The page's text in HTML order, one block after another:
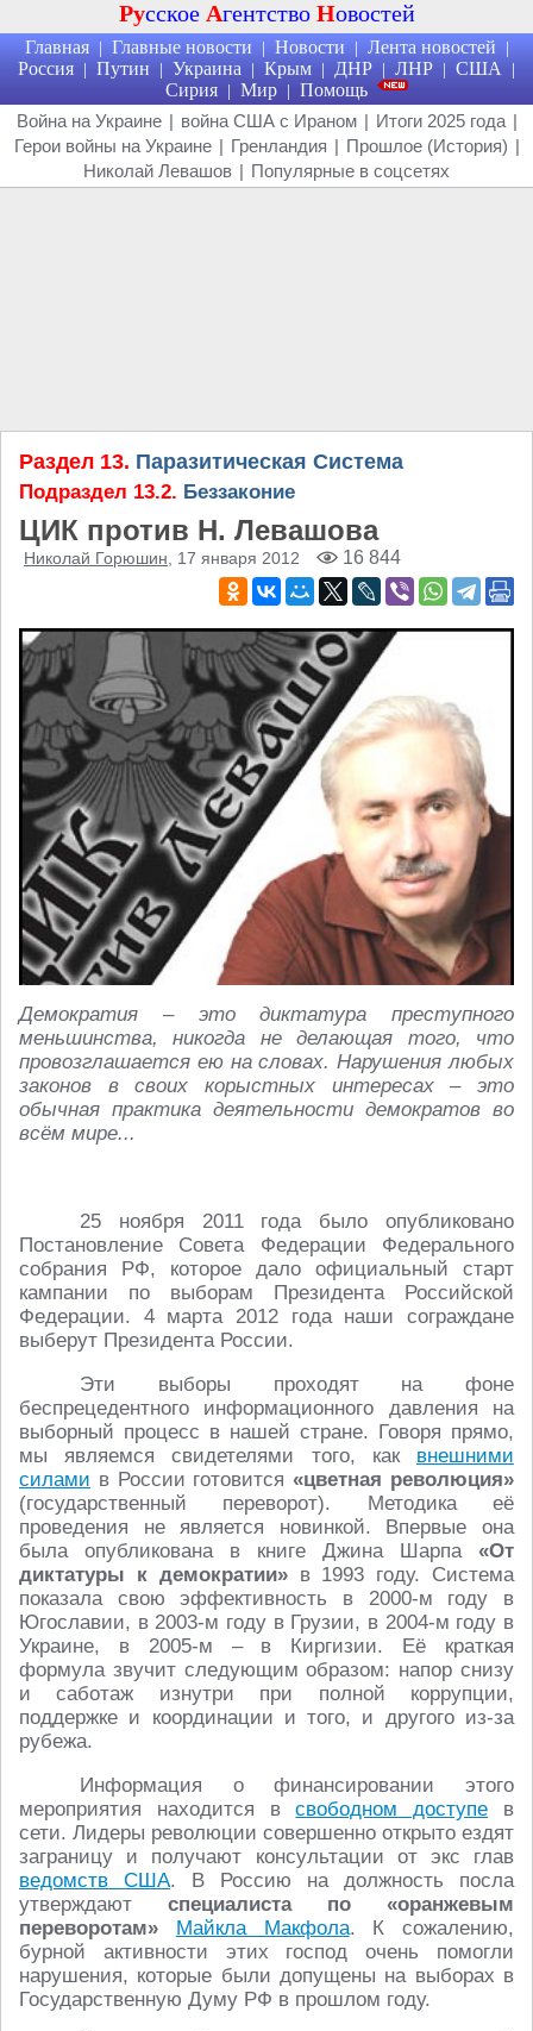
Русское Агентство Новостей
Главная | Главные новости | Новости | Лента новостей |
Россия | Путин | Украина | Крым | ДНР | ЛНР | США |
Сирия | Мир | Помощь
Война на Украине | война США с Ираном | Итоги 2025 года |
Герои войны на Украине | Гренландия | Прошлое (История) |
Николай Левашов | Популярные в соцсетях
Раздел 13. Паразитическая Система
Подраздел 13.2. Беззаконие
ЦИК против Н. Левашова
Николай Горюшин , 17 января 2012 16 844
Демократия – это диктатура преступного
меньшинства, никогда не делающая того, что
провозглашается ею на словах. Нарушения любых
законов в своих корыстных интересах – это
обычная практика деятельности демократов во
всём мире...
25 ноября 2011 года было опубликовано
Постановление Совета Федерации Федерального
собрания РФ, которое дало официальный старт
кампании по выборам Президента Российской
Федерации. 4 марта 2012 года наши сограждане
выберут Президента России.
Эти выборы проходят на фоне
беспрецедентного информационного давления на
выборный процесс в нашей стране. Говоря прямо,
мы являемся свидетелями того, как внешними
силами в России готовится«цветная революция»
(государственный переворот). Методика её
проведения не является новинкой. Впервые она
была опубликована в книге Джина Шарпа «От
диктатуры к демократии»в 1993 году. Система
показала свою эффективность в 2000-м году в
Югославии, в 2003-м году в Грузии, в 2004-м году в
Украине, в 2005-м – в Киргизии. Её краткая
формула звучит следующим образом: напор снизу
и саботаж изнутри при полной коррупции,
поддержке и координации и того, и другого из-за
рубежа.
Информация о финансировании этого
мероприятия находится всвободном доступе в
сети. Лидеры революции совершенно открыто ездят
заграницу и получают консультации от экс глав
ведомств США. В Россию на должность посла
утверждают специалиста по «оранжевым
переворотам»
Майкла Макфола. К сожалению,
бурной активности этих господ очень помогли
нарушения, которые были допущены на выборах в
Государственную Думу РФ в прошлом году.